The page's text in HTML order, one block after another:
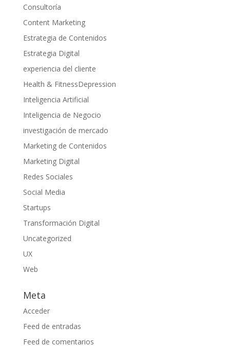
Consultoría
Content Marketing
Estrategia de Contenidos
Estrategia Digital
experiencia del cliente
Health & FitnessDepression
Inteligencia Artificial
Inteligencia de Negocio
investigación de mercado
Marketing de Contenidos
Marketing Digital
Redes Sociales
Social Media
Startups
Transformación Digital
Uncategorized
UX
Web
Meta
Acceder
Feed de entradas
Feed de comentarios